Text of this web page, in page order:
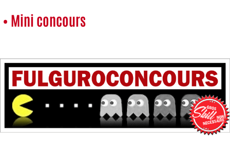
• Mini concours